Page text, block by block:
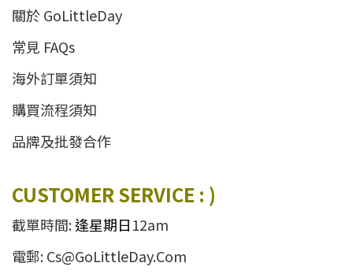
關於 GoLittleDay
常見 FAQs
海外訂單須知
購買流程須知
品牌及批發合作
CUSTOMER SERVICE : )
截單時間:逢星期日12am
電郵: Cs@GoLittleDay.Com